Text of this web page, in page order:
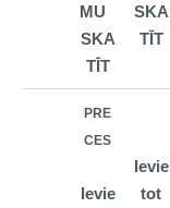
MU
SKA
TĪT
SKA
TĪT
PRE
CES
Ievie
Ievie
tot